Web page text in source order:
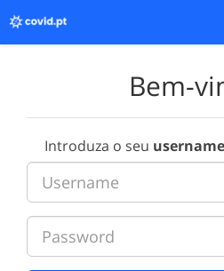
Bem-
Introduza o seu